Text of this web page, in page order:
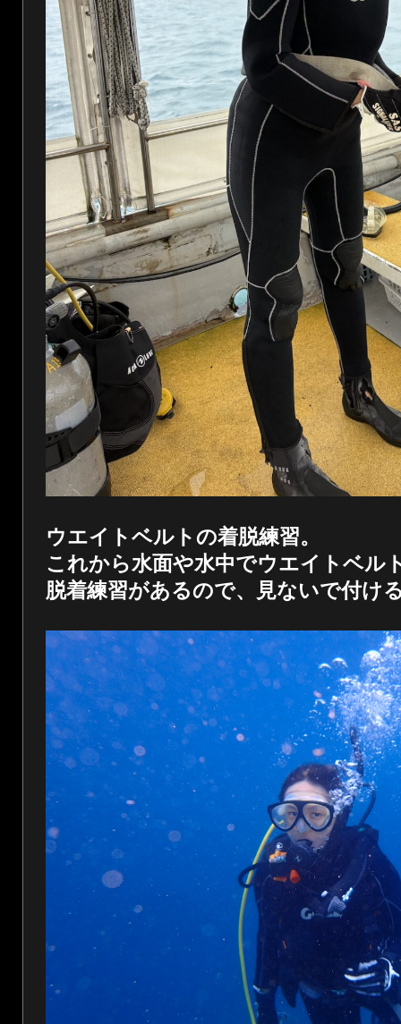
ウエイトベルトの着脱練習。
これから水面や水中でウエイトベル
脱着練習があるので、見ないで付け